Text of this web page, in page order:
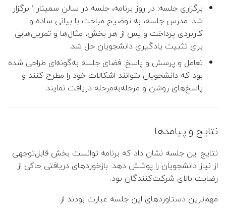
برگزاری جلسه: در روز برنامه، جلسه در سالن سمینار ۱ برگزار
شد. مدرس جلسه، به توضیح مباحث با بیانی ساده و
کاربردی پرداخت و پس از هر بخش، مثال‌ها و تمرین‌هایی
برای تثبیت یادگیری دانشجویان حل شد.
تعامل و پرسش و پاسخ: فضای جلسه به‌گونه‌ای طراحی شده
بود که دانشجویان بتوانند اشکالات خود را مطرح کنند و
پاسخ‌های روشن و مرحله‌به‌مرحله دریافت نمایند.
نتایج و پیامدها
نتایج این جلسه نشان داد که برنامه توانست بخش قابل‌توجهی
از نیاز دانشجویان را پوشش دهد. بازخوردهای دریافتی حاکی از
رضایت بالای شرکت‌کنندگان بود.
مهم‌ترین دستاوردهای این جلسه عبارت بودند از: